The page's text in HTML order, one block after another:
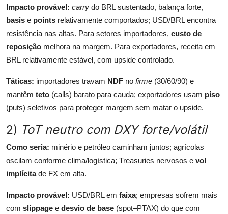
Impacto provável: carry do BRL sustentado, balança forte,
basis e points relativamente comportados; USD/BRL encontra
resistência nas altas. Para setores importadores, custo de
reposição melhora na margem. Para exportadores, receita em
BRL relativamente estável, com upside controlado.
Táticas: importadores travam NDF no firme (30/60/90) e
mantêm teto (calls) barato para cauda; exportadores usam piso
(puts) seletivos para proteger margem sem matar o upside.
2) ToT neutro com DXY forte/volátil
Como seria: minério e petróleo caminham juntos; agrícolas
oscilam conforme clima/logística; Treasuries nervosos e vol
implícitade FX em alta.
Impacto provável: USD/BRL em faixa; empresas sofrem mais
com slippage e desvio de base (spot–PTAX) do que com